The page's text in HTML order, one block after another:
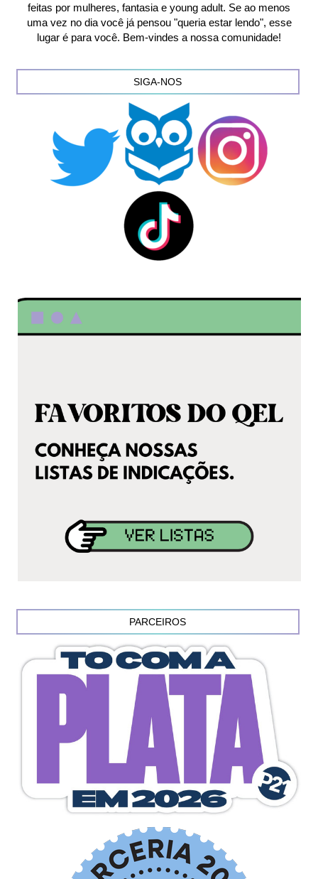
feitas por mulheres, fantasia e young adult. Se ao menos
uma vez no dia você já pensou "queria estar lendo", esse
lugar é para você. Bem-vindes a nossa comunidade!
SIGA-NOS
PARCEIROS